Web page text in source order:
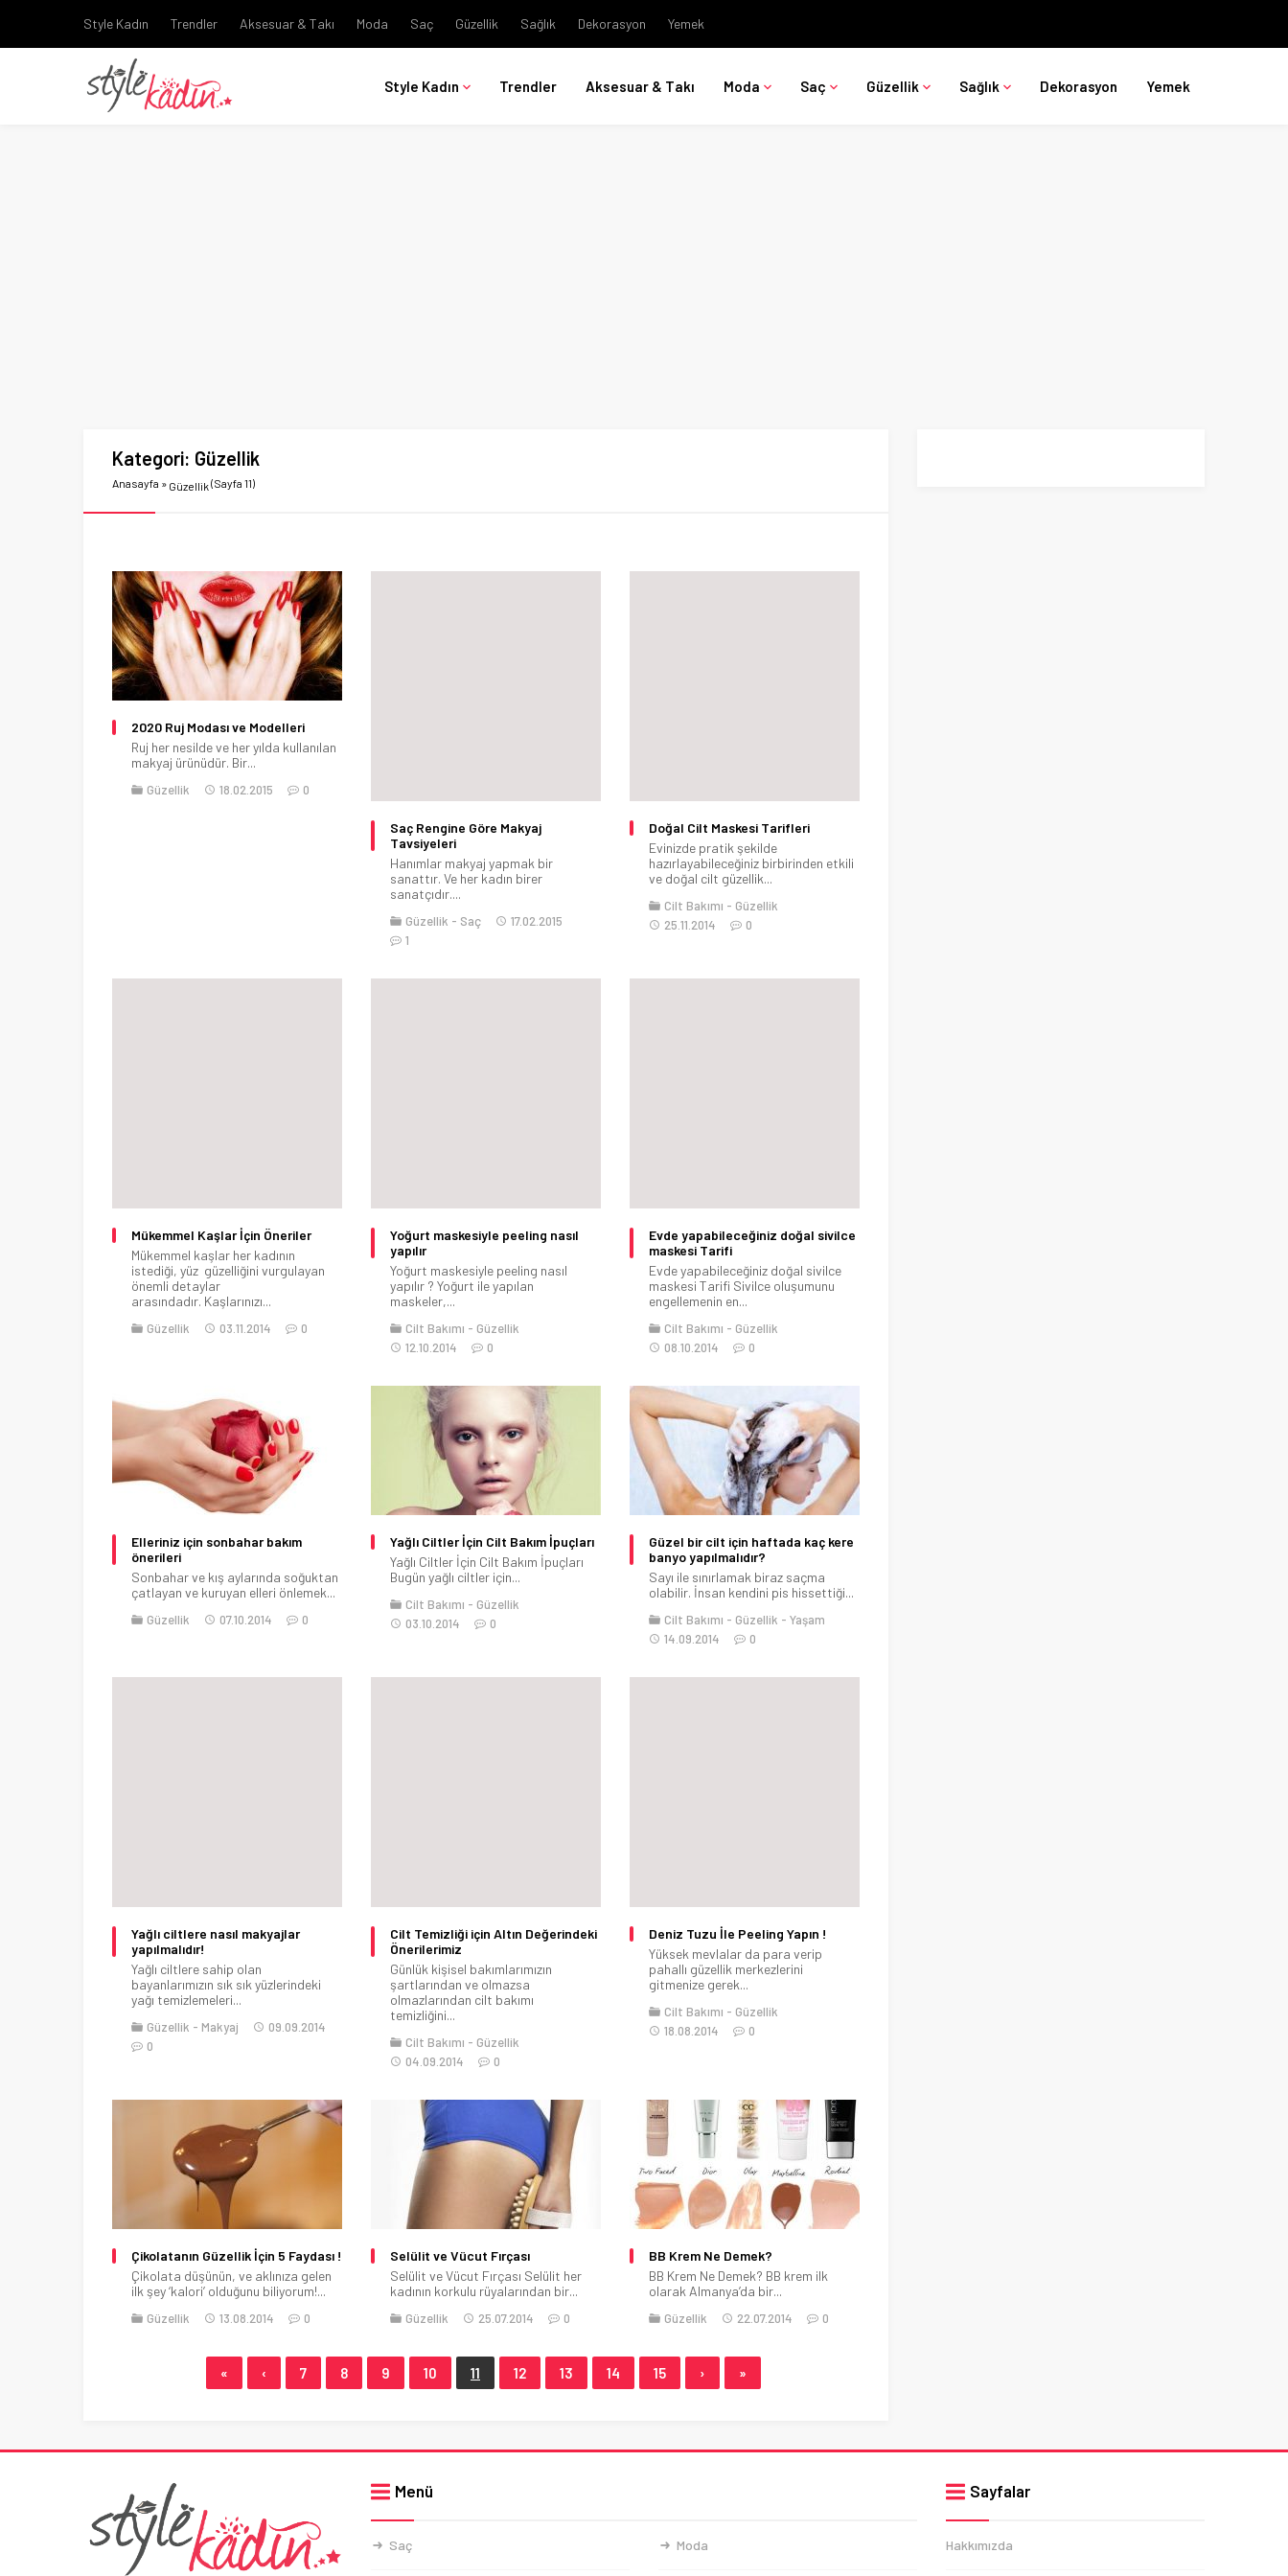
Style Kadın Trendler Aksesuar & Takı Moda Saç Güzellik Sağlık Dekorasyon Yemek
Style Kadın Trendler Aksesuar & Takı Moda Saç Güzellik Sağlık Dekorasyon Yemek
Kategori: Güzellik
Anasayfa » Güzellik(Sayfa 11)
2020 Ruj Modası ve Modelleri
Ruj her nesilde ve her yılda kullanılan
makyaj ürünüdür. Bir...
Güzellik 18.02.2015 0
Saç Rengine Göre Makyaj
Tavsiyeleri
Hanımlar makyaj yapmak bir
sanattır. Ve her kadın birer
sanatçıdır....
Güzellik Saç
17.02.2015
1
Doğal Cilt Maskesi Tarifleri
Evinizde pratik şekilde
hazırlayabileceğiniz birbirinden etkili
ve doğal cilt güzellik...
Cilt Bakımı
Güzellik
25.11.2014
0
Mükemmel Kaşlar İçin Öneriler
Mükemmel kaşlar her kadının
istediği, yüz güzelliğini vurgulayan
önemli detaylar
arasındadır. Kaşlarınızı...
Güzellik 03.11.2014 0
Yoğurt maskesiyle peeling nasıl
yapılır
Yoğurt maskesiyle peeling nasıl
yapılır ? Yoğurt ile yapılan
maskeler,...
Cilt Bakımı
Güzellik
12.10.2014
0
Evde yapabileceğiniz doğal sivilce
maskesi Tarifi
Evde yapabileceğiniz doğal sivilce
maskesi Tarifi Sivilce oluşumunu
engellemenin en...
Cilt Bakımı
Güzellik
08.10.2014
0
Elleriniz için sonbahar bakım
önerileri
Sonbahar ve kış aylarında soğuktan
çatlayan ve kuruyan elleri önlemek...
Güzellik 07.10.2014 0
Yağlı Ciltler İçin Cilt Bakım İpuçları
Yağlı Ciltler İçin Cilt Bakım İpuçları
Bugün yağlı ciltler için...
Cilt Bakımı
Güzellik
03.10.2014
0
Güzel bir cilt için haftada kaç kere
banyo yapılmalıdır?
Sayı ile sınırlamak biraz saçma
olabilir. İnsan kendini pis hissettiği...
Cilt Bakımı Güzellik
Yaşam
14.09.2014
0
Yağlı ciltlere nasıl makyajlar
yapılmalıdır!
Yağlı ciltlere sahip olan
bayanlarımızın sık sık yüzlerindeki
yağı temizlemeleri...
Güzellik Makyaj
09.09.2014
0
Cilt Temizliği için Altın Değerindeki
Önerilerimiz
Günlük kişisel bakımlarımızın
şartlarından ve olmazsa
olmazlarından cilt bakımı
temizliğini...
Cilt Bakımı
Güzellik
04.09.2014
0
Deniz Tuzu İle Peeling Yapın !
Yüksek mevlalar da para verip
pahallı güzellik merkezlerini
gitmenize gerek...
Cilt Bakımı
Güzellik
18.08.2014
0
Çikolatanın Güzellik İçin 5 Faydası !
Çikolata düşünün, ve aklınıza gelen
ilk şey ‘kalori’ olduğunu biliyorum!...
Güzellik 13.08.2014 0
Selülit ve Vücut Fırçası
Selülit ve Vücut Fırçası Selülit her
kadının korkulu rüyalarından bir...
Güzellik 25.07.2014 0
BB Krem Ne Demek?
BB Krem Ne Demek? BB krem ilk
olarak Almanya’da bir...
Güzellik 22.07.2014 0
« ‹ 7 8 9 10 11 12 13 14 15 › »
Menü
Saç Moda
Sayfalar
Hakkımızda